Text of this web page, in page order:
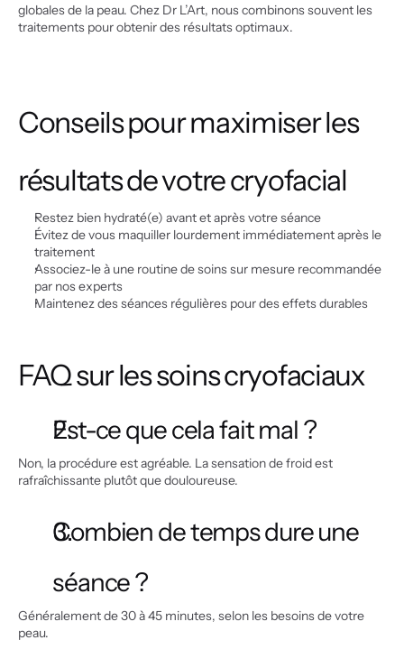
globales de la peau. Chez Dr L’Art, nous combinons souvent les
traitements pour obtenir des résultats optimaux.
Conseils pour maximiser les
résultats de votre cryofacial
Restez bien hydraté(e) avant et après votre séance
Évitez de vous maquiller lourdement immédiatement après le
traitement
Associez-le à une routine de soins sur mesure recommandée
par nos experts
Maintenez des séances régulières pour des effets durables
FAQ sur les soins cryofaciaux
Est-ce que cela fait mal ?
Non, la procédure est agréable. La sensation de froid est
rafraîchissante plutôt que douloureuse.
Combien de temps dure une
séance ?
Généralement de 30 à 45 minutes, selon les besoins de votre
peau.